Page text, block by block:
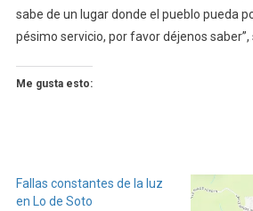
sabe de un lugar donde el pueblo pueda
pésimo servicio, por favor déjenos saber”,
Me gusta esto:
Fallas constantes de la luz
en Lo de Soto